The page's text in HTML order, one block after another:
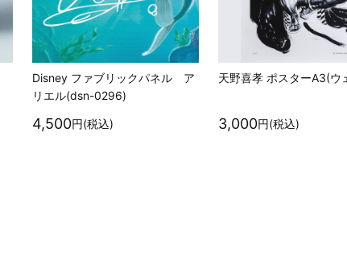
Disney ファブリックパネル ア
リエル(dsn-0296)
4,500円(税込)
天野喜孝 ポスターA3(ウ
3,000円(税込)